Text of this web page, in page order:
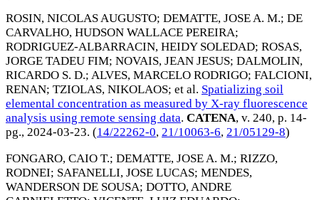
ROSIN, NICOLAS AUGUSTO; DEMATTE, JOSE A. M.; DE
CARVALHO, HUDSON WALLACE PEREIRA;
RODRIGUEZ-ALBARRACIN, HEIDY SOLEDAD; ROSAS,
JORGE TADEU FIM; NOVAIS, JEAN JESUS; DALMOLIN,
RICARDO S. D.; ALVES, MARCELO RODRIGO; FALCIONI,
RENAN; TZIOLAS, NIKOLAOS; et al. Spatializing soil
elemental concentration as measured by X-ray fluorescence
analysis using remote sensing data. CATENA, v. 240, p. 14-
pg., 2024-03-23. (14/22262-0, 21/10063-6, 21/05129-8)
FONGARO, CAIO T.; DEMATTE, JOSE A. M.; RIZZO,
RODNEI; SAFANELLI, JOSE LUCAS; MENDES,
WANDERSON DE SOUSA; DOTTO, ANDRE